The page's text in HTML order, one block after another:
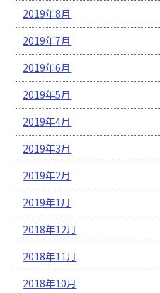
2019年8月
2019年7月
2019年6月
2019年5月
2019年4月
2019年3月
2019年2月
2019年1月
2018年12月
2018年11月
2018年10月